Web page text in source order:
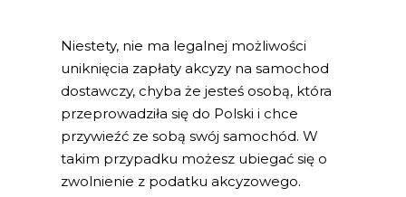
Niestety, nie ma legalnej możliwości
uniknięcia zapłaty akcyzy na samochod
dostawczy, chyba że jesteś osobą, która
przeprowadziła się do Polski i chce
przywieźć ze sobą swój samochód. W
takim przypadku możesz ubiegać się o
zwolnienie z podatku akcyzowego.